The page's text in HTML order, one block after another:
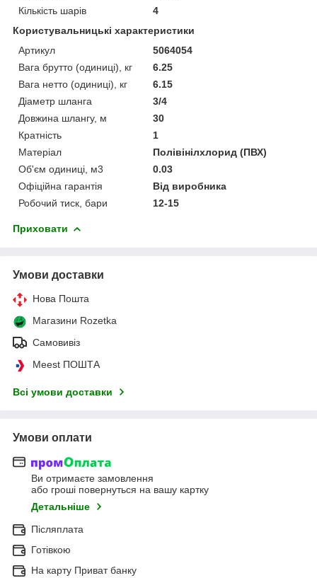
Кількість шарів
4
Користувальницькі характеристики
Артикул
5064054
Вага брутто (одиниці), кг
6.25
Вага нетто (одиниці), кг
6.15
Діаметр шланга
3/4
Довжина шлангу, м
30
Кратність
1
Матеріал
Полівінілхлорид (ПВХ)
Об'єм одиниці, м3
0.03
Офіційна гарантія
Від виробника
Робочий тиск, бари
12-15
Приховати
Умови доставки
Нова Пошта
Магазини Rozetka
Самовивіз
Meest ПОШТА
Всі умови доставки
Умови оплати
Ви отримаєте замовлення
або гроші повернуться на вашу картку
Детальніше
Післяплата
Готівкою
На карту Приват банку